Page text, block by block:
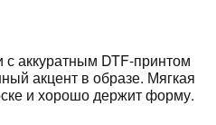
аккуратным DTF-принтом
акцент в образе. Мягкая
и хорошо держит форму.